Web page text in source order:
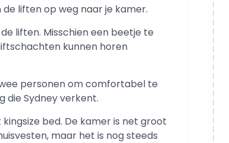
de liften op weg naar je kamer.
liften. Misschien een beetje te
kunnen horen
personen om comfortabel te
die Sydney verkent.
bed. De kamer is net groot
maar het is nog steeds